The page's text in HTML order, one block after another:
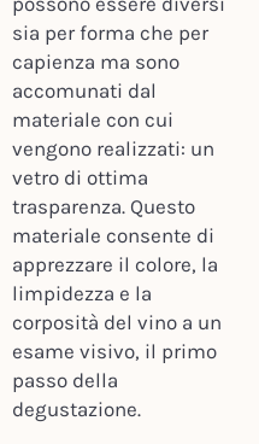
sia per forma che per
capienza ma sono
accomunati dal
materiale con cui
vengono realizzati: un
vetro di ottima
trasparenza. Questo
materiale consente di
apprezzare il colore, la
limpidezza e la
corposità del vino a un
esame visivo, il primo
passo della
degustazione.